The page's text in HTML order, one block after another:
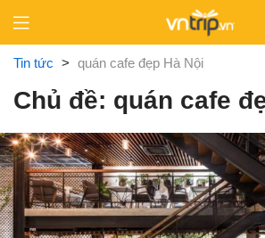
content
Tin tức > quán cafe đẹp Hà Nội
Chủ đề: quán cafe